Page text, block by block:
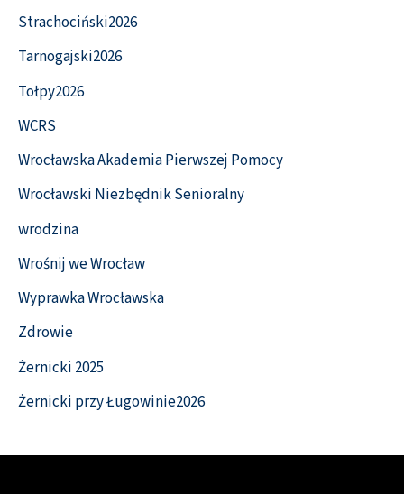
Strachociński2026
Tarnogajski2026
Tołpy2026
WCRS
Wrocławska Akademia Pierwszej Pomocy
Wrocławski Niezbędnik Senioralny
wrodzina
Wrośnij we Wrocław
Wyprawka Wrocławska
Zdrowie
Żernicki 2025
Żernicki przy Ługowinie2026